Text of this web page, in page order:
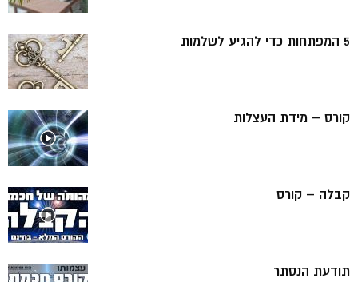
5 המפתחות כדי להגיע לשלמות
קורס – מידת העצלות
קבלה – קורס
תודעת הנסתר